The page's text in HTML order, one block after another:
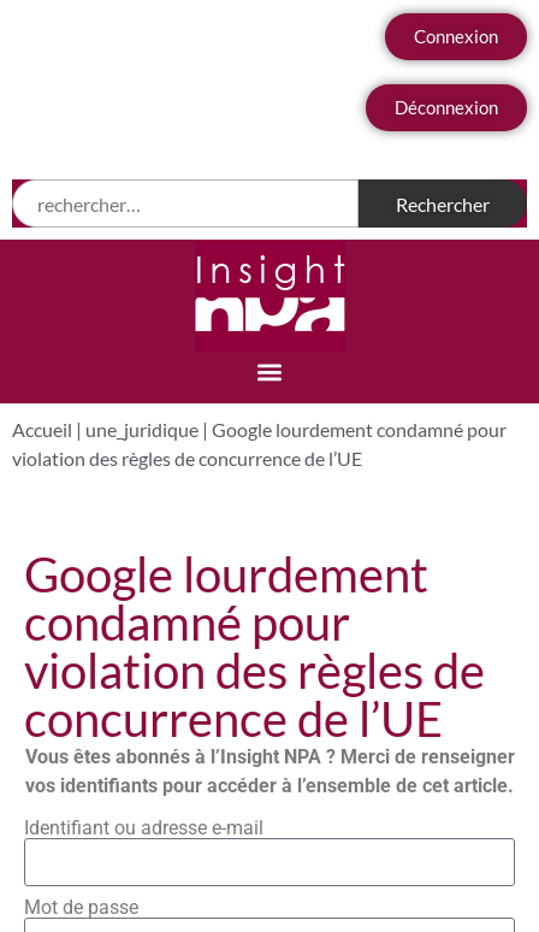
Connexion
Déconnexion
Accueil | une_juridique | Google lourdement condamné pour
violation des règles de concurrence de l’UE
Google lourdement
condamné pour
violation des règles de
concurrence de l’UE
Vous êtes abonnés à l’Insight NPA ? Merci de renseigner
vos identifiants pour accéder à l’ensemble de cet article.
Identifiant ou adresse e-mail
Mot de passe